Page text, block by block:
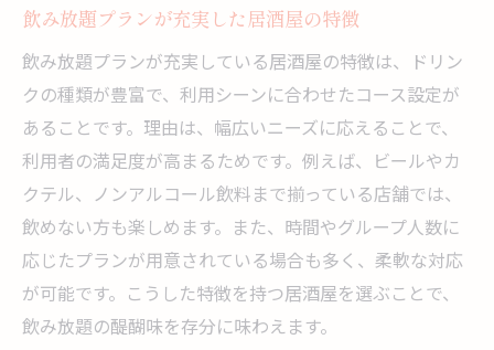
アクセス抜群の居酒屋で飲み放題を満喫し
よう
阿波座駅周辺の居酒屋で快適な飲み会を実
現
移動が楽な居酒屋選びで時間を有効活用
駅周辺の居酒屋なら仕事終わりも立ち寄り
やすい
アクセス重視の居酒屋で集まりやすさを実
感
コスパ重視派におすすめの飲み放題体験
飲み放題プランが充実した居酒屋の特徴
飲み放題プランが充実している居酒屋の特徴は、ドリン
クの種類が豊富で、利用シーンに合わせたコース設定が
あることです。理由は、幅広いニーズに応えることで、
利用者の満足度が高まるためです。例えば、ビールやカ
クテル、ノンアルコール飲料まで揃っている店舗では、
飲めない方も楽しめます。また、時間やグループ人数に
応じたプランが用意されている場合も多く、柔軟な対応
が可能です。こうした特徴を持つ居酒屋を選ぶことで、
飲み放題の醍醐味を存分に味わえます。